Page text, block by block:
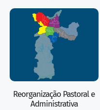
Reorganização Pastoral e
Administrativa